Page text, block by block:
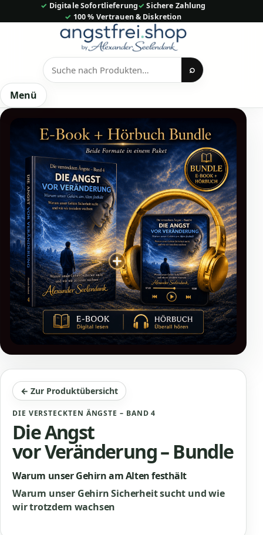
Inhalt
✓ Digitale Sofortlieferung
✓ Sichere Zahlung
✓ 100 % Vertrauen & Diskretion
Produkte
suchen
⌕
Menü
← Zur Produktübersicht
DIE VERSTECKTEN ÄNGSTE – BAND 4
Die Angst
vor Veränderung – Bundle
Warum unser Gehirn am Alten festhält
Warum unser Gehirn Sicherheit sucht und wie
wir trotzdem wachsen